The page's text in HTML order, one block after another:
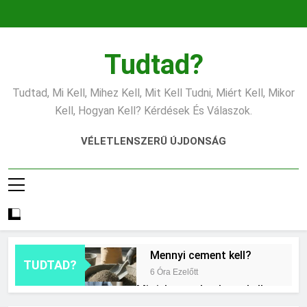
Tudtad?
Tudtad, Mi Kell, Mihez Kell, Mit Kell Tudni, Miért Kell, Mikor
Kell, Hogyan Kell? Kérdések És Válaszok.
VÉLETLENSZERŰ ÚJDONSÁG
TUDTAD?
Mennyi cement kell?
6 Óra Ezelőtt
Mit jelent a thm hogy kell